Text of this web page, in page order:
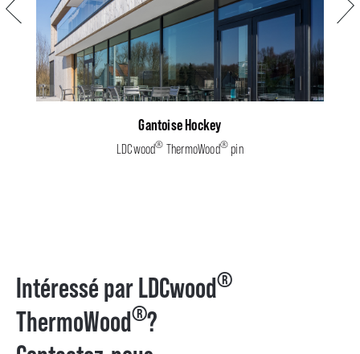
Gantoise Hockey
LDCwood® ThermoWood® pin
Intéressé par LDCwood®
ThermoWood®?